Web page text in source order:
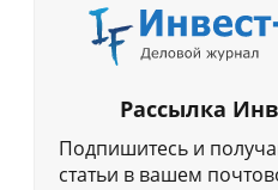
Рассылка
Подпишитесь и
статьи в вашем